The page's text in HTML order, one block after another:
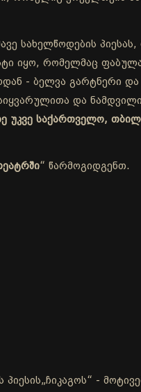
სახელწოდების
იყო, რომელმაც
- ბელვა გარტნერი
და
უკვე საქართველო,
“ წარმოგიდგენთ.
-